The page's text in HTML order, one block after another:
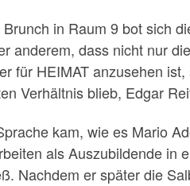
in Raum 9 bot sich
anderem, dass nicht nur
für HEIMAT anzusehen
Verhältnis blieb, Edgar
kam, wie es Mario
als Auszubildende in
Nachdem er später die